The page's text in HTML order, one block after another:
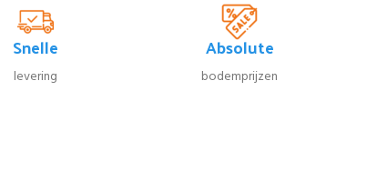
Snelle
levering
Absolute
bodemprijzen